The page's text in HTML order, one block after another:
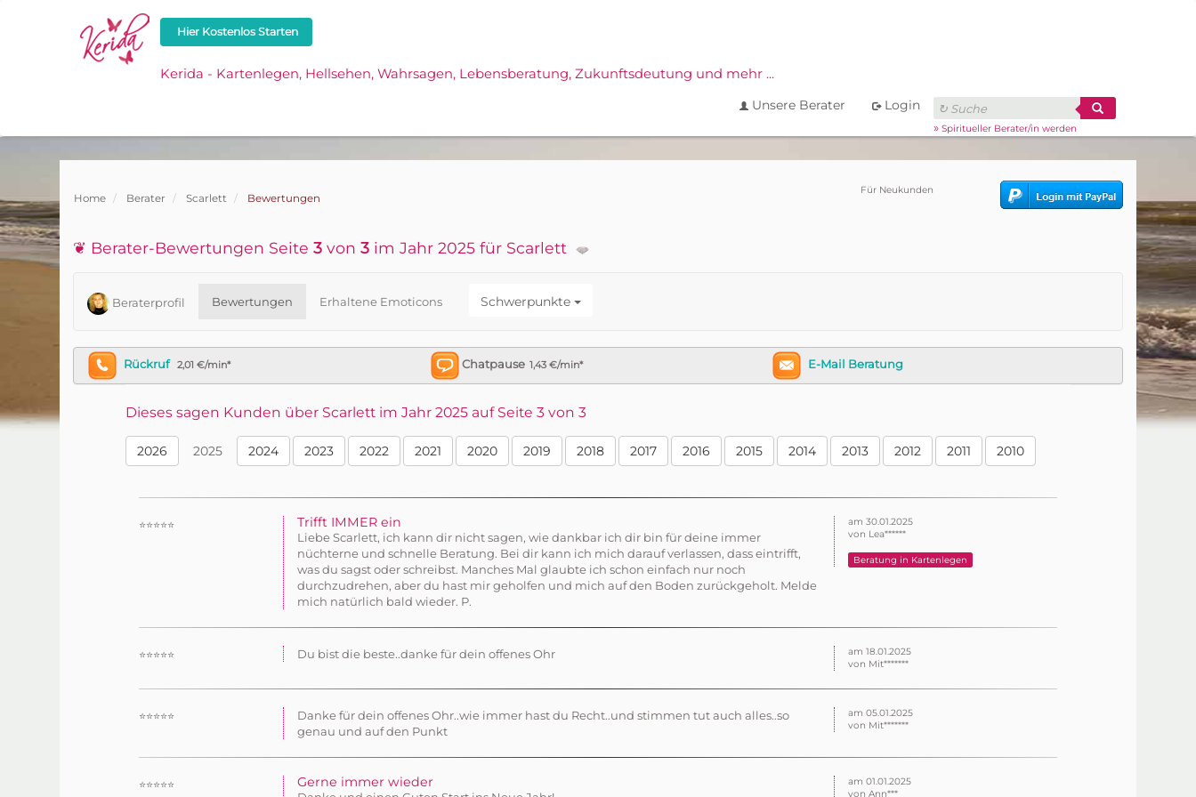
Hier Kostenlos Starten
Kerida - Kartenlegen, Hellsehen, Wahrsagen, Lebensberatung, Zukunftsdeutung und mehr ...
Unsere Berater
Login
» Spiritueller Berater/in werden
Home Berater Scarlett Bewertungen
Für Neukunden
❦ Berater-Bewertungen Seite3 von3 im Jahr 2025 für Scarlett
Beraterprofil Bewertungen Erhaltene Emoticons Schwerpunkte
Rückruf 2,01 €/min* Chatpause 1,43 €/min* E-Mail Beratung
Dieses sagen Kunden über Scarlett im Jahr 2025 auf Seite 3 von 3
2026 2025 2024 2023 2022 2021 2020 2019 2018 2017 2016 2015 2014 2013 2012 2011 2010
⭐⭐⭐⭐⭐ Trifft IMMER ein
Liebe Scarlett, ich kann dir nicht sagen, wie dankbar ich dir bin für deine immer
nüchterne und schnelle Beratung. Bei dir kann ich mich darauf verlassen, dass eintrifft,
was du sagst oder schreibst. Manches Mal glaubte ich schon einfach nur noch
durchzudrehen, aber du hast mir geholfen und mich auf den Boden zurückgeholt. Melde
mich natürlich bald wieder. P.
am 30.01.2025
von Lea******
Beratung in Kartenlegen
⭐⭐⭐⭐⭐ Du bist die beste..danke für dein offenes Ohr
am 18.01.2025
von Mit*******
⭐⭐⭐⭐⭐
Danke für dein offenes Ohr..wie immer hast du Recht..und stimmen tut auch alles..so
genau und auf den Punkt
am 05.01.2025
von Mit*******
⭐⭐⭐⭐⭐ Gerne immer wieder
am 01.01.2025
von Ann***